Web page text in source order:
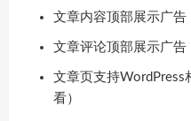
文章内容顶部展示广告
文章评论顶部展示广告
文章页支持WordPress
看）